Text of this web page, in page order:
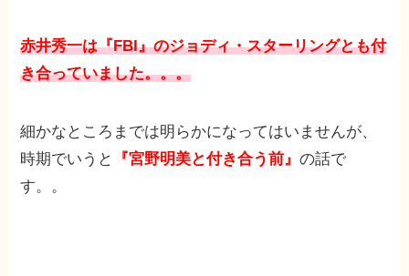
赤井秀一は『FBI』のジョディ・スターリングとも付
き合っていました。。。
細かなところまでは明らかになってはいませんが、
時期でいうと
『宮野明美と付き合う前』の話で
す。。